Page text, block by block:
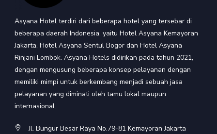
Asyana Hotel terdiri dari beberapa hotel yang tersebar di
beberapa daerah Indonesia, yaitu Hotel Asyana Kemayoran
Jakarta, Hotel Asyana Sentul Bogor dan Hotel Asyana
Rinjani Lombok. Asyana Hotels didirikan pada tahun 2021,
dengan mengusung beberapa konsep pelayanan dengan
memiliki mimpi untuk berkembang menjadi sebuah jasa
pelayanan yang diminati oleh tamu lokal maupun
internasional.
Jl. Bungur Besar Raya No.79-81 Kemayoran Jakarta